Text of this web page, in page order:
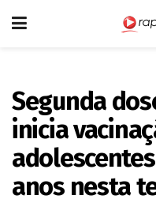
Segunda
inicia
anos nesta